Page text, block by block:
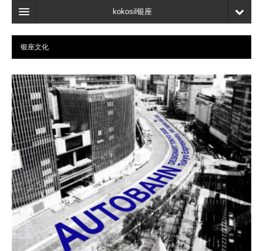
kokosil银座
主页
搜索
最新信息
口碑
我的页面
书签
银座文化